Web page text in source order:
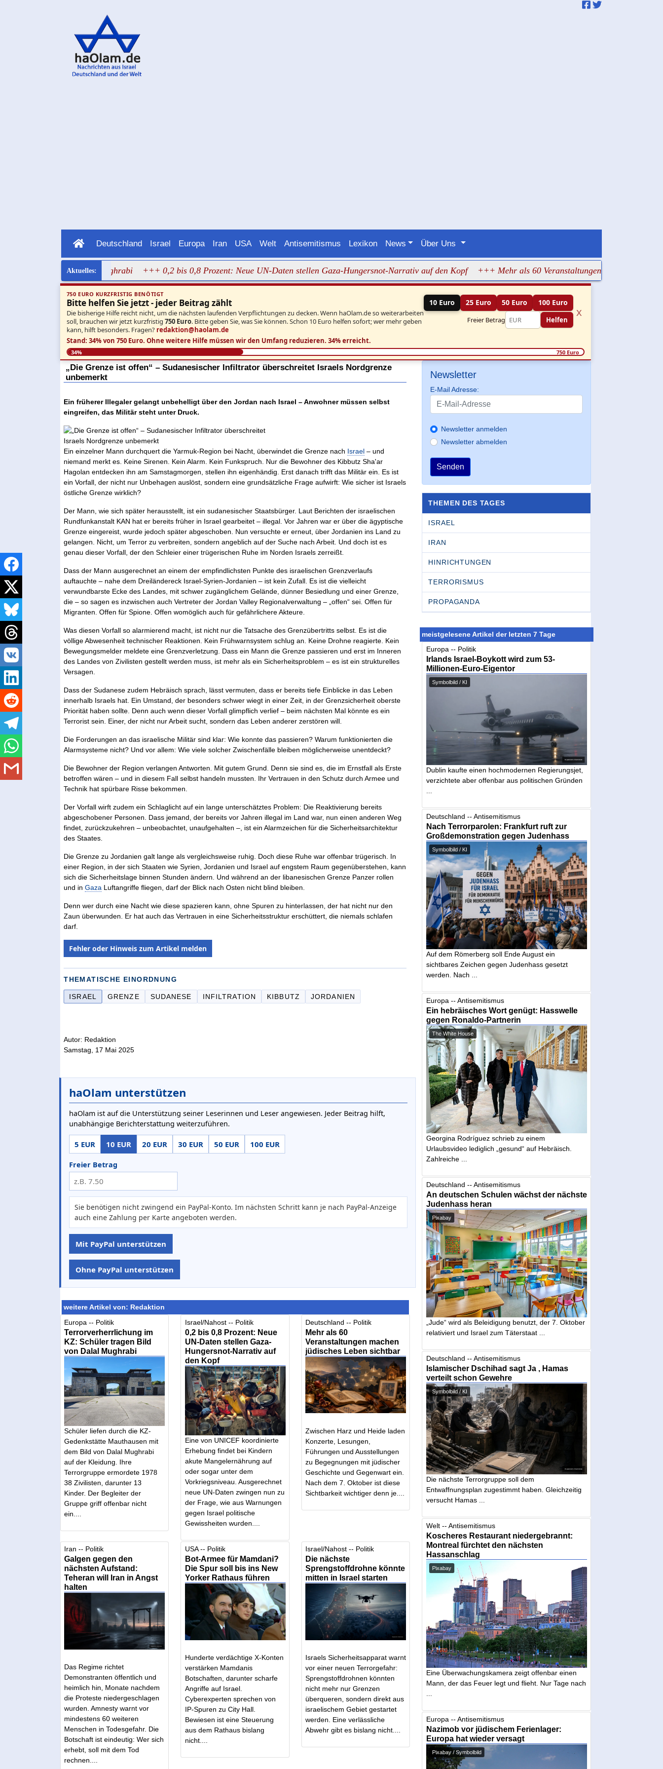
Deutschland Israel Europa Iran USA Welt Antisemitismus Lexikon News Über Uns
Bild von Dalal Mughrabi +++ 0,2 bis 0,8 Prozent: Neue UN-Daten stellen Gaza-Hungersnot-Narrativ auf den Kopf +++ Mehr als 60 Veranstaltungen machen jüdisches
750 EURO KURZFRISTIG BENÖTIGT
Bitte helfen Sie jetzt - jeder Beitrag zählt
Die bisherige Hilfe reicht nicht, um die nächsten laufenden Verpflichtungen zu decken. Wenn haOlam.de so weiterarbeiten
soll, brauchen wir jetzt kurzfristig 750 Euro. Bitte geben Sie, was Sie können. Schon 10 Euro helfen sofort; wer mehr geben
kann, hilft besonders. Fragen? redaktion@haolam.de
10 Euro 25 Euro 50 Euro 100 Euro
Freier Betrag Helfen
x
Stand: 34% von 750 Euro. Ohne weitere Hilfe müssen wir den Umfang reduzieren. 34% erreicht.
34% 750 Euro
„Die Grenze ist offen“ – Sudanesischer Infiltrator überschreitet Israels Nordgrenze
unbemerkt
Ein früherer Illegaler gelangt unbehelligt über den Jordan nach Israel – Anwohner müssen selbst
eingreifen, das Militär steht unter Druck.
Ein einzelner Mann durchquert die Yarmuk-Region bei Nacht, überwindet die Grenze nach Israel – und
niemand merkt es. Keine Sirenen. Kein Alarm. Kein Funkspruch. Nur die Bewohner des Kibbutz Sha'ar
Hagolan entdecken ihn am Samstagmorgen, stellen ihn eigenhändig. Erst danach trifft das Militär ein. Es ist
ein Vorfall, der nicht nur Unbehagen auslöst, sondern eine grundsätzliche Frage aufwirft: Wie sicher ist Israels
östliche Grenze wirklich?
Der Mann, wie sich später herausstellt, ist ein sudanesischer Staatsbürger. Laut Berichten der israelischen
Rundfunkanstalt KAN hat er bereits früher in Israel gearbeitet – illegal. Vor Jahren war er über die ägyptische
Grenze eingereist, wurde jedoch später abgeschoben. Nun versuchte er erneut, über Jordanien ins Land zu
gelangen. Nicht, um Terror zu verbreiten, sondern angeblich auf der Suche nach Arbeit. Und doch ist es
genau dieser Vorfall, der den Schleier einer trügerischen Ruhe im Norden Israels zerreißt.
Dass der Mann ausgerechnet an einem der empfindlichsten Punkte des israelischen Grenzverlaufs
auftauchte – nahe dem Dreiländereck Israel-Syrien-Jordanien – ist kein Zufall. Es ist die vielleicht
verwundbarste Ecke des Landes, mit schwer zugänglichem Gelände, dünner Besiedlung und einer Grenze,
die – so sagen es inzwischen auch Vertreter der Jordan Valley Regionalverwaltung – „offen“ sei. Offen für
Migranten. Offen für Spione. Offen womöglich auch für gefährlichere Akteure.
Was diesen Vorfall so alarmierend macht, ist nicht nur die Tatsache des Grenzübertritts selbst. Es ist die
völlige Abwesenheit technischer Reaktionen. Kein Frühwarnsystem schlug an. Keine Drohne reagierte. Kein
Bewegungsmelder meldete eine Grenzverletzung. Dass ein Mann die Grenze passieren und erst im Inneren
des Landes von Zivilisten gestellt werden muss, ist mehr als ein Sicherheitsproblem – es ist ein strukturelles
Versagen.
Dass der Sudanese zudem Hebräisch sprach, lässt vermuten, dass er bereits tiefe Einblicke in das Leben
innerhalb Israels hat. Ein Umstand, der besonders schwer wiegt in einer Zeit, in der Grenzsicherheit oberste
Priorität haben sollte. Denn auch wenn dieser Vorfall glimpflich verlief – beim nächsten Mal könnte es ein
Terrorist sein. Einer, der nicht nur Arbeit sucht, sondern das Leben anderer zerstören will.
Die Forderungen an das israelische Militär sind klar: Wie konnte das passieren? Warum funktionierten die
Alarmsysteme nicht? Und vor allem: Wie viele solcher Zwischenfälle bleiben möglicherweise unentdeckt?
Die Bewohner der Region verlangen Antworten. Mit gutem Grund. Denn sie sind es, die im Ernstfall als Erste
betroffen wären – und in diesem Fall selbst handeln mussten. Ihr Vertrauen in den Schutz durch Armee und
Technik hat spürbare Risse bekommen.
Der Vorfall wirft zudem ein Schlaglicht auf ein lange unterschätztes Problem: Die Reaktivierung bereits
abgeschobener Personen. Dass jemand, der bereits vor Jahren illegal im Land war, nun einen anderen Weg
findet, zurückzukehren – unbeobachtet, unaufgehalten –, ist ein Alarmzeichen für die Sicherheitsarchitektur
des Staates.
Die Grenze zu Jordanien galt lange als vergleichsweise ruhig. Doch diese Ruhe war offenbar trügerisch. In
einer Region, in der sich Staaten wie Syrien, Jordanien und Israel auf engstem Raum gegenüberstehen, kann
sich die Sicherheitslage binnen Stunden ändern. Und während an der libanesischen Grenze Panzer rollen
und inGaza Luftangriffe fliegen, darf der Blick nach Osten nicht blind bleiben.
Denn wer durch eine Nacht wie diese spazieren kann, ohne Spuren zu hinterlassen, der hat nicht nur den
Zaun überwunden. Er hat auch das Vertrauen in eine Sicherheitsstruktur erschüttert, die niemals schlafen
darf.
Fehler oder Hinweis zum Artikel melden
THEMATISCHE EINORDNUNG
ISRAEL GRENZE SUDANESE INFILTRATION KIBBUTZ JORDANIEN
Autor: Redaktion
Samstag, 17 Mai 2025
haOlam unterstützen
haOlam ist auf die Unterstützung seiner Leserinnen und Leser angewiesen. Jeder Beitrag hilft,
unabhängige Berichterstattung weiterzuführen.
5 EUR 10 EUR 20 EUR 30 EUR 50 EUR 100 EUR
Freier Betrag
Sie benötigen nicht zwingend ein PayPal-Konto. Im nächsten Schritt kann je nach PayPal-Anzeige
auch eine Zahlung per Karte angeboten werden.
Mit PayPal unterstützen
Ohne PayPal unterstützen
weitere Artikel von: Redaktion
Europa -- Politik
Terrorverherrlichung im
KZ: Schüler tragen Bild
von Dalal Mughrabi
Schüler liefen durch die KZ-
Gedenkstätte Mauthausen mit
dem Bild von Dalal Mughrabi
auf der Kleidung. Ihre
Terrorgruppe ermordete 1978
38 Zivilisten, darunter 13
Kinder. Der Begleiter der
Gruppe griff offenbar nicht
ein....
Israel/Nahost -- Politik
0,2 bis 0,8 Prozent: Neue
UN-Daten stellen Gaza-
Hungersnot-Narrativ auf
den Kopf
Eine von UNICEF koordinierte
Erhebung findet bei Kindern
akute Mangelernährung auf
oder sogar unter dem
Vorkriegsniveau. Ausgerechnet
neue UN-Daten zwingen nun zu
der Frage, wie aus Warnungen
gegen Israel politische
Gewissheiten wurden....
Deutschland -- Politik
Mehr als 60
Veranstaltungen machen
jüdisches Leben sichtbar
Zwischen Harz und Heide laden
Konzerte, Lesungen,
Führungen und Ausstellungen
zu Begegnungen mit jüdischer
Geschichte und Gegenwart ein.
Nach dem 7. Oktober ist diese
Sichtbarkeit wichtiger denn je....
Iran -- Politik
Galgen gegen den
nächsten Aufstand:
Teheran will Iran in Angst
halten
Das Regime richtet
Demonstranten öffentlich und
heimlich hin, Monate nachdem
die Proteste niedergeschlagen
wurden. Amnesty warnt vor
mindestens 60 weiteren
Menschen in Todesgefahr. Die
Botschaft ist eindeutig: Wer sich
erhebt, soll mit dem Tod
rechnen....
USA -- Politik
Bot-Armee für Mamdani?
Die Spur soll bis ins New
Yorker Rathaus führen
Hunderte verdächtige X-Konten
verstärken Mamdanis
Botschaften, darunter scharfe
Angriffe auf Israel.
Cyberexperten sprechen von
IP-Spuren zu City Hall.
Bewiesen ist eine Steuerung
aus dem Rathaus bislang
nicht....
Israel/Nahost -- Politik
Die nächste
Sprengstoffdrohne könnte
mitten in Israel starten
Israels Sicherheitsapparat warnt
vor einer neuen Terrorgefahr:
Sprengstoffdrohnen könnten
nicht mehr nur Grenzen
überqueren, sondern direkt aus
israelischem Gebiet gestartet
werden. Eine verlässliche
Abwehr gibt es bislang nicht....
Newsletter
E-Mail Adresse:
Newsletter anmelden
Newsletter abmelden
Senden
THEMEN DES TAGES
ISRAEL
IRAN
HINRICHTUNGEN
TERRORISMUS
PROPAGANDA
meistgelesene Artikel der letzten 7 Tage
Europa -- Politik
Irlands Israel-Boykott wird zum 53-
Millionen-Euro-Eigentor
Symbolbild / KI
Dublin kaufte einen hochmodernen Regierungsjet,
verzichtete aber offenbar aus politischen Gründen
Deutschland -- Antisemitismus
Nach Terrorparolen: Frankfurt ruft zur
Großdemonstration gegen Judenhass
Symbolbild / KI
Auf dem Römerberg soll Ende August ein
sichtbares Zeichen gegen Judenhass gesetzt
werden. Nach ...
Europa -- Antisemitismus
Ein hebräisches Wort genügt: Hasswelle
gegen Ronaldo-Partnerin
The White House
Georgina Rodríguez schrieb zu einem
Urlaubsvideo lediglich „gesund“ auf Hebräisch.
Zahlreiche ...
Deutschland -- Antisemitismus
An deutschen Schulen wächst der nächste
Judenhass heran
Pixabay
„Jude“ wird als Beleidigung benutzt, der 7. Oktober
relativiert und Israel zum Täterstaat ...
Deutschland -- Antisemitismus
Islamischer Dschihad sagt Ja , Hamas
verteilt schon Gewehre
Symbolbild / KI
Die nächste Terrorgruppe soll dem
Entwaffnungsplan zugestimmt haben. Gleichzeitig
versucht Hamas ...
Welt -- Antisemitismus
Koscheres Restaurant niedergebrannt:
Montreal fürchtet den nächsten
Hassanschlag
Pixabay
Eine Überwachungskamera zeigt offenbar einen
Mann, der das Feuer legt und flieht. Nur Tage nach
Europa -- Antisemitismus
Nazimob vor jüdischem Ferienlager:
Europa hat wieder versagt
Pixabay / Symbolbild